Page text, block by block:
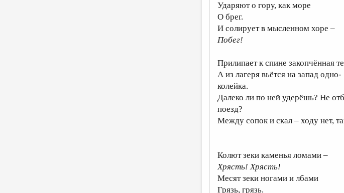
Ударяют о гору, как море
О брег.
И солирует в мысленном хоре –
Побег!
Прилипает к спине закопчённая
А из лагеря вьётся на запад одно-
колейка.
Далеко ли по ней удерёшь? Не
поезд?
Между сопок и скал – ходу нет,
Колют зеки каменья ломами –
Хрясть! Хрясть!
Месят зеки ногами и лбами
Грязь, грязь.